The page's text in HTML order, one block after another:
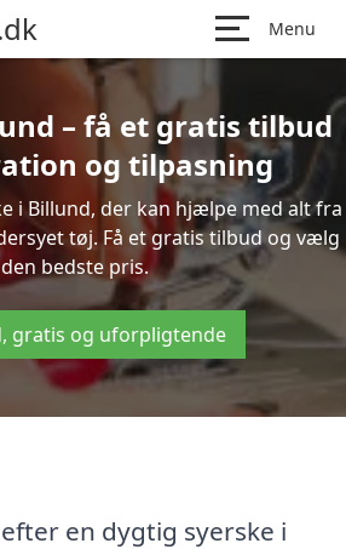
Menu
– få et gratis tilbud
og tilpasning
i Billund, der kan hjælpe med alt fra
tøj. Få et gratis tilbud og vælg
den bedste pris.
gratis og uforpligtende
en dygtig syerske i